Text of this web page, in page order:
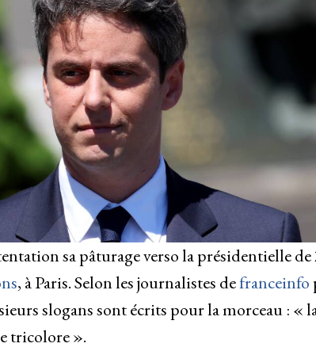
sa pâturage verso la présidentielle de
, à Paris. Selon les journalistes defranceinfo
slogans sont écrits pour la morceau : «
tricolore ».